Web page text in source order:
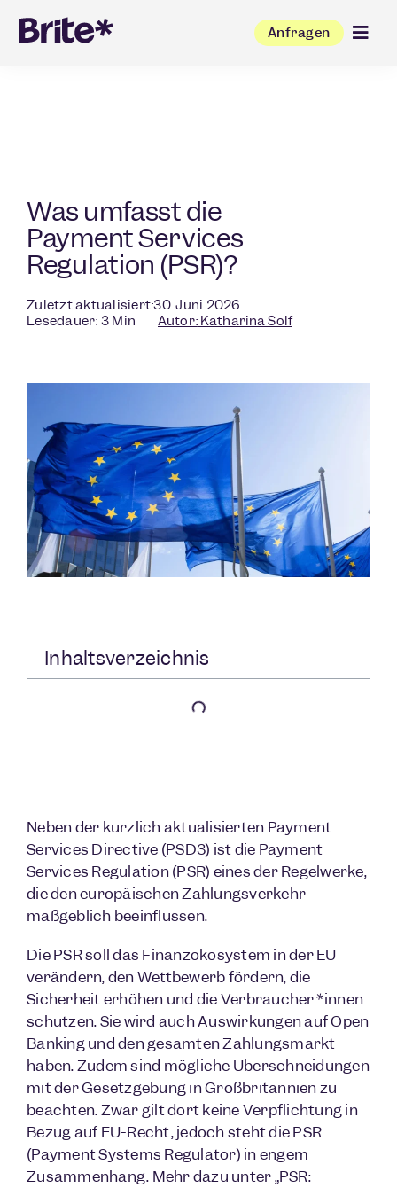
Anfragen
Was umfasst die
Payment Services
Regulation (PSR)?
Zuletzt aktualisiert:30. Juni 2026
Lesedauer: 3 Min Autor:Katharina Solf
Inhaltsverzeichnis
Neben der kürzlich aktualisierten Payment
Services Directive (PSD3) ist die Payment
Services Regulation (PSR) eines der Regelwerke,
die den europäischen Zahlungsverkehr
maßgeblich beeinflussen.
Die PSR soll das Finanzökosystem in der EU
verändern, den Wettbewerb fördern, die
Sicherheit erhöhen und die Verbraucher*innen
schützen. Sie wird auch Auswirkungen auf Open
Banking und den gesamten Zahlungsmarkt
haben. Zudem sind mögliche Überschneidungen
mit der Gesetzgebung in Großbritannien zu
beachten. Zwar gilt dort keine Verpflichtung in
Bezug auf EU-Recht, jedoch steht die PSR
(Payment Systems Regulator) in engem
Zusammenhang. Mehr dazu unter „PSR: